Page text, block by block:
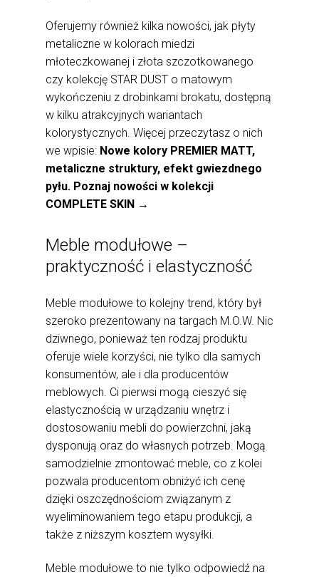
Oferujemy również kilka nowości, jak płyty
metaliczne w kolorach miedzi
młoteczkowanej i złota szczotkowanego
czy kolekcję STAR DUST o matowym
wykończeniu z drobinkami brokatu, dostępną
w kilku atrakcyjnych wariantach
kolorystycznych. Więcej przeczytasz o nich
we wpisie: Nowe kolory PREMIER MATT,
metaliczne struktury, efekt gwiezdnego
pyłu. Poznaj nowości w kolekcji
COMPLETE SKIN →
Meble modułowe –
praktyczność i elastyczność
Meble modułowe to kolejny trend, który był
szeroko prezentowany na targach M.O.W. Nic
dziwnego, ponieważ ten rodzaj produktu
oferuje wiele korzyści, nie tylko dla samych
konsumentów, ale i dla producentów
meblowych. Ci pierwsi mogą cieszyć się
elastycznością w urządzaniu wnętrz i
dostosowaniu mebli do powierzchni, jaką
dysponują oraz do własnych potrzeb. Mogą
samodzielnie zmontować meble, co z kolei
pozwala producentom obniżyć ich cenę
dzięki oszczędnościom związanym z
wyeliminowaniem tego etapu produkcji, a
także z niższym kosztem wysyłki.
Meble modułowe to nie tylko odpowiedź na